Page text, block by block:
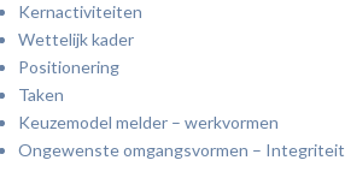
Kernactiviteiten
Wettelijk kader
Positionering
Taken
Keuzemodel melder – werkvormen
Ongewenste omgangsvormen – Integriteit